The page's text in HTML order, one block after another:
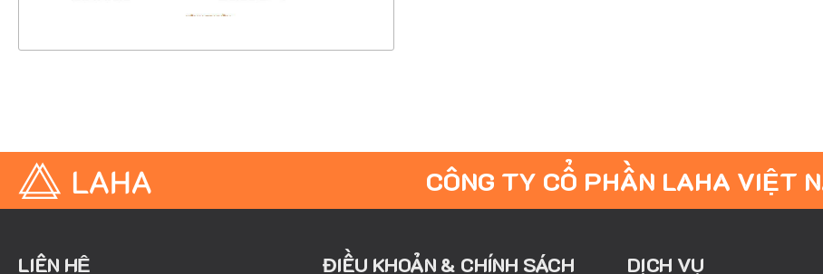
CÔNG TY CỔ PHẦN LAHA VIỆT
LIÊN HỆ ĐIỀU KHOẢN & CHÍNH SÁCH DỊCH VỤ